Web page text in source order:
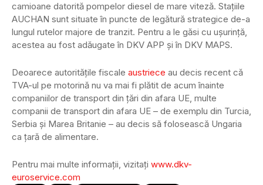
camioane datorită pompelor diesel de mare viteză. Stațiile
AUCHAN sunt situate în puncte de legătură strategice de-a
lungul rutelor majore de tranzit. Pentru a le găsi cu ușurință,
acestea au fost adăugate în DKV APP și în DKV MAPS.
Deoarece autoritățile fiscale austriece au decis recent că
TVA-ul pe motorină nu va mai fi plătit de acum înainte
companiilor de transport din țări din afara UE, multe
companii de transport din afara UE – de exemplu din Turcia,
Serbia și Marea Britanie – au decis să folosească Ungaria
ca țară de alimentare.
Pentru mai multe informații, vizitați www.dkv-
euroservice.com